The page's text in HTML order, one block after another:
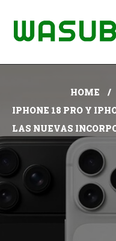
HOME
IPHONE 18 PRO Y
LAS NUEVAS